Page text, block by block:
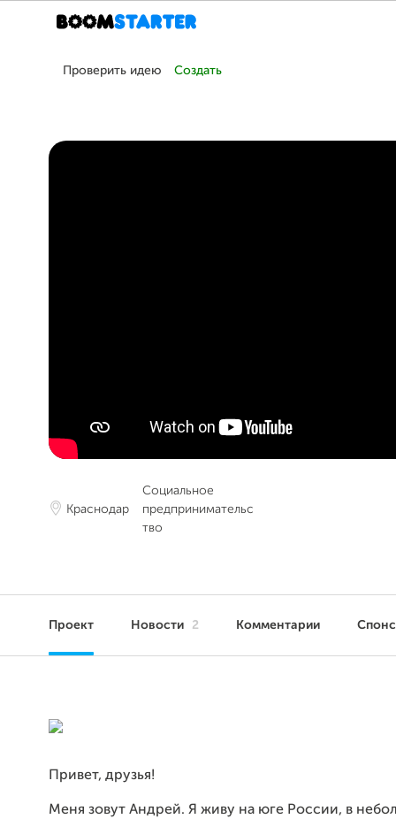
Проверить идею Создать
Краснодар
Социальное
предпринимательс
тво
Проект Новости 2 Комментарии
Привет, друзья!
Меня зовут Андрей. Я живу на юге России, в